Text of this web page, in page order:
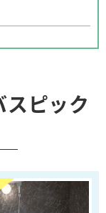
ピック